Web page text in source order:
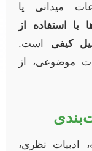
میدانی یا
با استفاده از
کیفی است.
موضوعی، از
ادبیات نظری،